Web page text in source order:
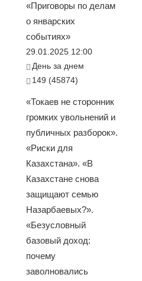
«Приговоры по делам
о январских
событиях»
29.01.2025 12:00
День за днем
149 (45874)
«Токаев не сторонник
громких увольнений и
публичных разборок».
«Риски для
Казахстана». «В
Казахстане снова
защищают семью
Назарбаевых?».
«Безусловный
базовый доход:
почему
заволновались